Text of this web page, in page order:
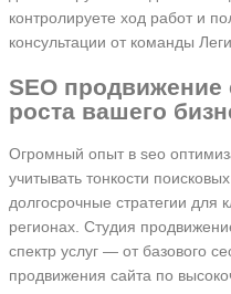
контролируете ход работ и
консультации от команды
SEO
роста вашего
Огромный опыт в seo
учитывать тонкости
долгосрочные стратегии для
регионах. Студия
спектр услуг — от базового
продвижения сайта по